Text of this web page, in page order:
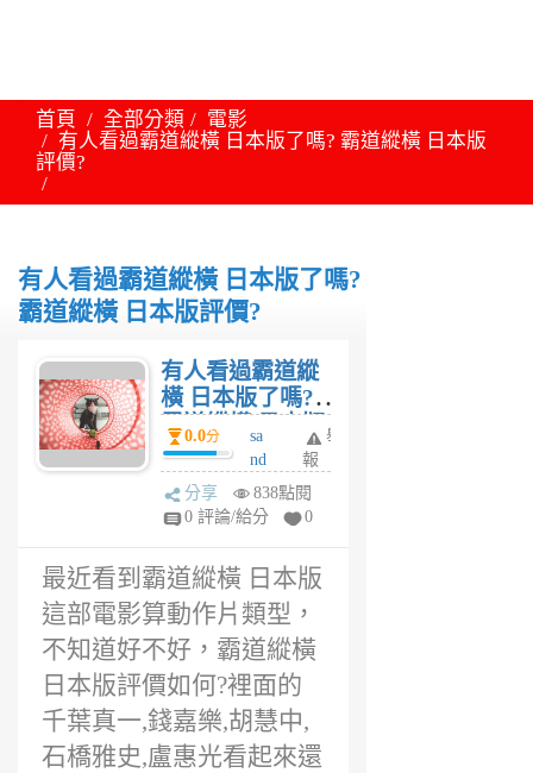
首頁 全部分類
電影
有人看過霸道縱橫 日本版了嗎? 霸道縱橫 日本版
評價?
有人看過霸道縱橫 日本版了嗎?
霸道縱橫 日本版評價?
有人看過霸道縱
橫 日本版了嗎?
霸道縱橫 日本版
評價?
0.0分
sa
nd
ra
6
舉
報
分享
838點閱
0 評論/給分
0
最近看到霸道縱橫 日本版
這部電影算動作片類型，
不知道好不好，霸道縱橫
日本版評價如何?裡面的
千葉真一,錢嘉樂,胡慧中,
石橋雅史,盧惠光看起來還